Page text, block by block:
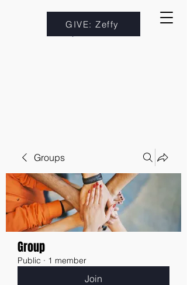
GIVE: Zeffy
Groups
Group
Public · 1 member
Join